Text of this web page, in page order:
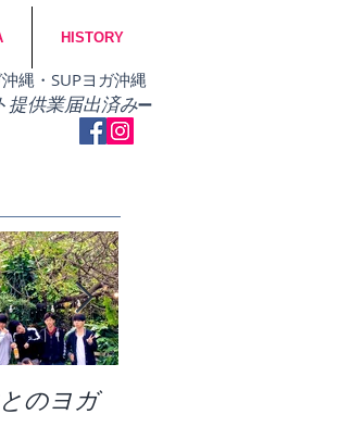
HISTORY
縄・SUPヨガ沖縄
提供業届出済み➖
のヨガ